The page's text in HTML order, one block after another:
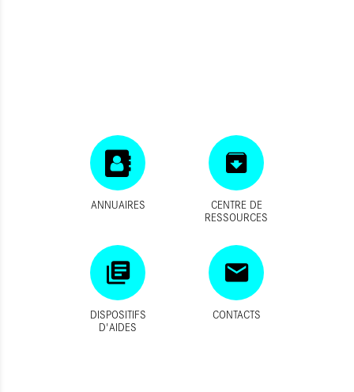
ANNUAIRES
CENTRE DE
RESSOURCES
DISPOSITIFS
D'AIDES
CONTACTS